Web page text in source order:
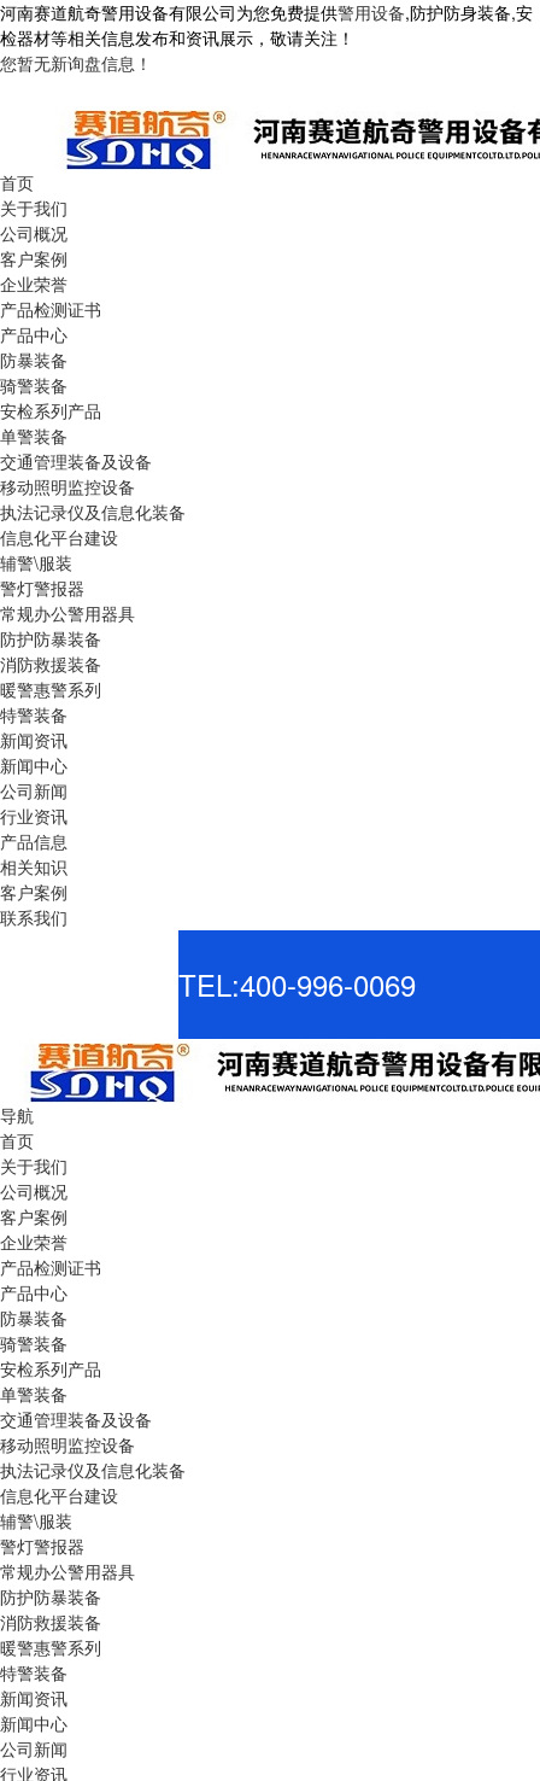
河南赛道航奇警用设备有限公司为您免费提供警用设备,防护防身装备,安
检器材等相关信息发布和资讯展示，敬请关注！
您暂无新询盘信息！
首页
关于我们
公司概况
客户案例
企业荣誉
产品检测证书
产品中心
防暴装备
骑警装备
安检系列产品
单警装备
交通管理装备及设备
移动照明监控设备
执法记录仪及信息化装备
信息化平台建设
辅警\服装
警灯警报器
常规办公警用器具
防护防暴装备
消防救援装备
暖警惠警系列
特警装备
新闻资讯
新闻中心
公司新闻
行业资讯
产品信息
相关知识
客户案例
联系我们
TEL:400-996-0069
导航
首页
关于我们
公司概况
客户案例
企业荣誉
产品检测证书
产品中心
防暴装备
骑警装备
安检系列产品
单警装备
交通管理装备及设备
移动照明监控设备
执法记录仪及信息化装备
信息化平台建设
辅警\服装
警灯警报器
常规办公警用器具
防护防暴装备
消防救援装备
暖警惠警系列
特警装备
新闻资讯
新闻中心
公司新闻
行业资讯